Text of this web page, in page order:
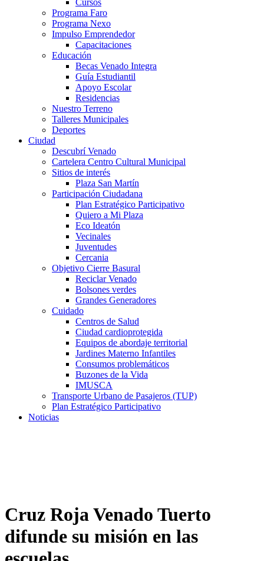
Cursos
Programa Faro
Programa Nexo
Impulso Emprendedor
Capacitaciones
Educación
Becas Venado Integra
Guía Estudiantil
Apoyo Escolar
Residencias
Nuestro Terreno
Talleres Municipales
Deportes
Ciudad
Descubrí Venado
Cartelera Centro Cultural Municipal
Sitios de interés
Plaza San Martín
Participación Ciudadana
Plan Estratégico Participativo
Quiero a Mi Plaza
Eco Ideatón
Vecinales
Juventudes
Cercania
Objetivo Cierre Basural
Reciclar Venado
Bolsones verdes
Grandes Generadores
Cuidado
Centros de Salud
Ciudad cardioprotegida
Equipos de abordaje territorial
Jardines Materno Infantiles
Consumos problemáticos
Buzones de la Vida
IMUSCA
Transporte Urbano de Pasajeros (TUP)
Plan Estratégico Participativo
Noticias
Cruz Roja Venado Tuerto
difunde su misión en las